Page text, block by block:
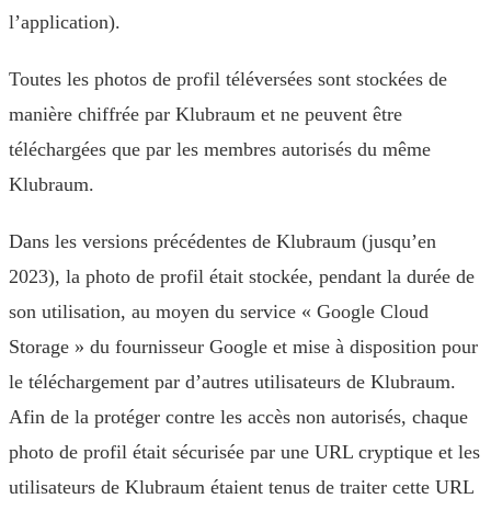
l’application).
Toutes les photos de profil téléversées sont stockées de
manière chiffrée par Klubraum et ne peuvent être
téléchargées que par les membres autorisés du même
Klubraum.
Dans les versions précédentes de Klubraum (jusqu’en
2023), la photo de profil était stockée, pendant la durée de
son utilisation, au moyen du service « Google Cloud
Storage » du fournisseur Google et mise à disposition pour
le téléchargement par d’autres utilisateurs de Klubraum.
Afin de la protéger contre les accès non autorisés, chaque
photo de profil était sécurisée par une URL cryptique et les
utilisateurs de Klubraum étaient tenus de traiter cette URL